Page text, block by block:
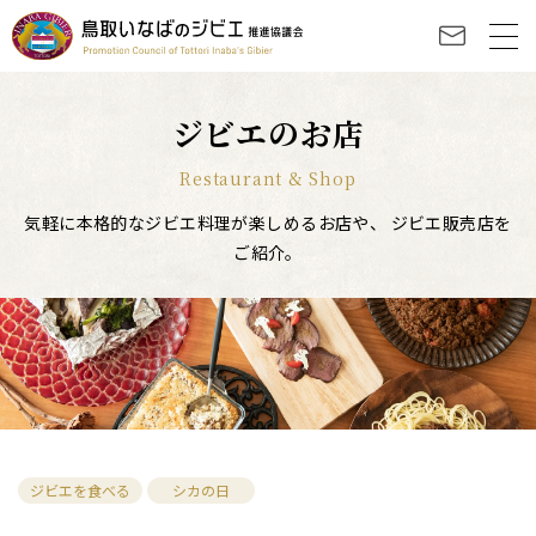
ジビエのお店
Restaurant & Shop
気軽に本格的なジビエ料理が楽しめるお店や、 ジビエ販売店を
ご紹介。
ジビエを食べる シカの日